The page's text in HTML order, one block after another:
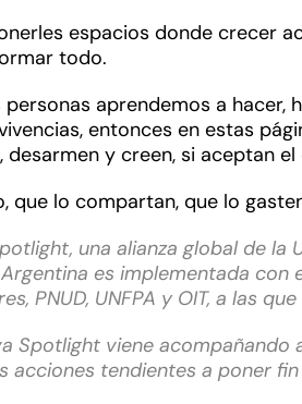
espacios donde crecer
todo.
aprendemos a hacer,
entonces en estas
y creen, si aceptan
lo compartan, que lo
una alianza global de la
es implementada con
PNUD, UNFPA y OIT, a las
Spotlight viene
tendientes a poner